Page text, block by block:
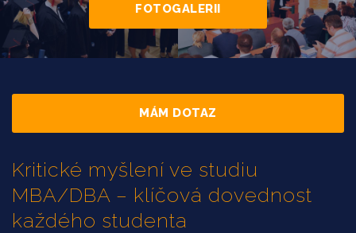
FOTOGALERII
MÁM DOTAZ
Kritické myšlení ve studiu
MBA/DBA – klíčová dovednost
každého studenta